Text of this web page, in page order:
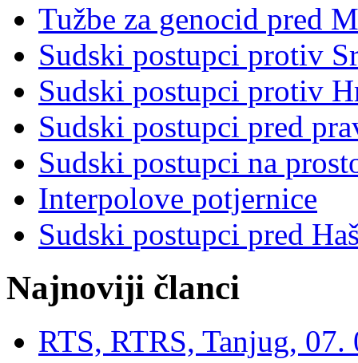
Tužbe za genocid pred
Sudski postupci protiv
Sudski postupci protiv
Sudski postupci pred
Sudski postupci na
Interpolove potjernice
Sudski postupci pred
Najnoviji članci
RTS, RTRS, Tanjug,